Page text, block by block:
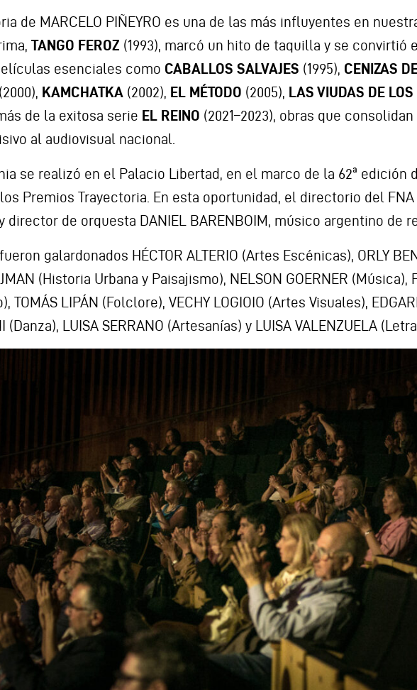
de MARCELO PIÑEYRO es una de las más influyentes en
TANGO FEROZ (1993), marcó un hito de taquilla y se convirtió
esenciales como CABALLOS SALVAJES (1995), CENIZAS
(2000), KAMCHATKA (2002), EL MÉTODO (2005), LAS VIUDAS DE LOS
de la exitosa serie EL REINO (2021–2023), obras que
al audiovisual nacional.
se realizó en el Palacio Libertad, en el marco de la 62ª edición
Premios Trayectoria. En esta oportunidad, el directorio del
director de orquesta DANIEL BARENBOIM, músico argentino de
galardonados HÉCTOR ALTERIO (Artes Escénicas), ORLY
(Historia Urbana y Paisajismo), NELSON GOERNER (Música),
TOMÁS LIPÁN (Folclore), VECHY LOGIOIO (Artes Visuales),
(Danza), LUISA SERRANO (Artesanías) y LUISA VALENZUELA